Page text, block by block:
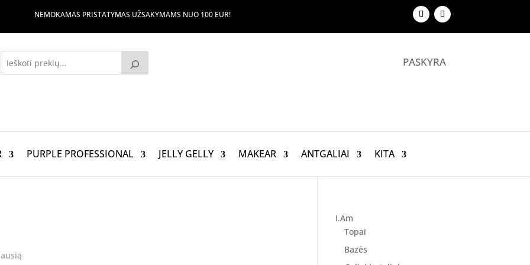
NEMOKAMAS PRISTATYMAS UŽSAKYMAMS NUO 100 EUR!
PASKYRA
PURPLE PROFESSIONAL JELLY GELLY MAKEAR ANTGALIAI KITA
I.Am
Topai
Bazės